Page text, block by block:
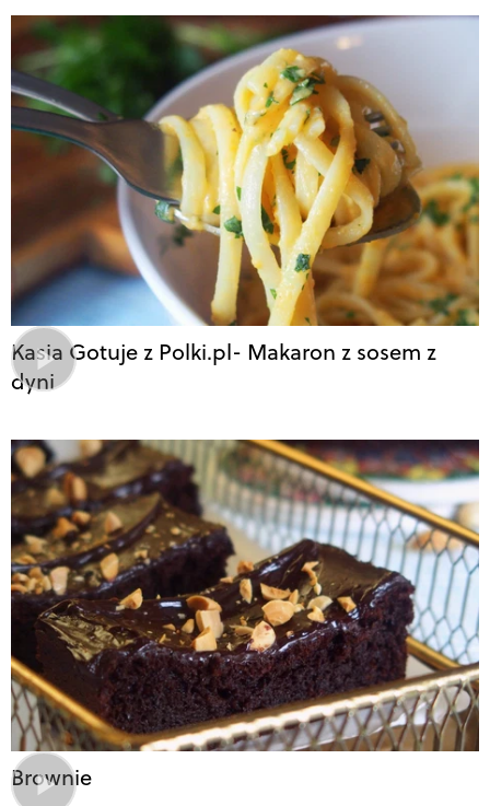
Kasia Gotuje z Polki.pl- Makaron z sosem z
dyni
Brownie